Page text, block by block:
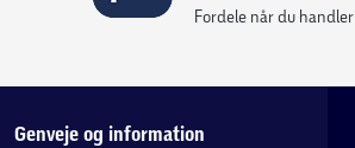
Fordele når du handler
Genveje og information